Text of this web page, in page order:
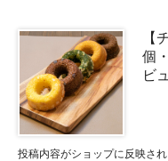
【
個
ビ
投稿内容がショップに反映さ